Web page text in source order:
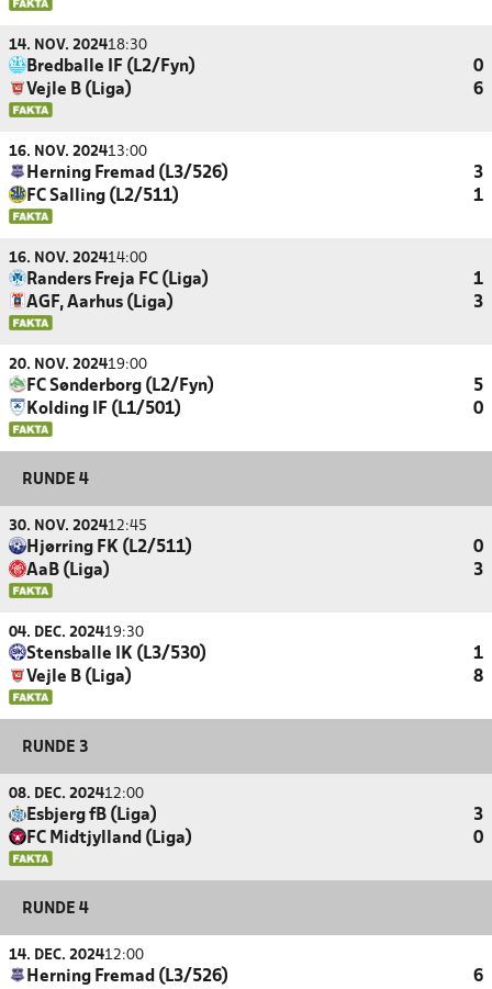
14. NOV. 202418:30
Bredballe IF (L2/Fyn)
0
Vejle B (Liga)
6
16. NOV. 202413:00
Herning Fremad (L3/526)
3
FC Salling (L2/511)
1
16. NOV. 202414:00
Randers Freja FC (Liga)
1
AGF, Aarhus (Liga)
3
20. NOV. 202419:00
FC Sønderborg (L2/Fyn)
5
Kolding IF (L1/501)
0
RUNDE 4
30. NOV. 202412:45
Hjørring FK (L2/511)
0
AaB (Liga)
3
04. DEC. 202419:30
Stensballe IK (L3/530)
1
Vejle B (Liga)
8
RUNDE 3
08. DEC. 202412:00
Esbjerg fB (Liga)
3
FC Midtjylland (Liga)
0
RUNDE 4
14. DEC. 202412:00
Herning Fremad (L3/526) 6